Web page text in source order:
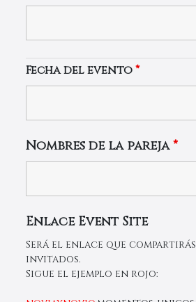
Fecha del evento*
Nombres de la pareja*
Enlace Event Site
Será el enlace que
invitados.
Sigue el ejemplo en rojo: